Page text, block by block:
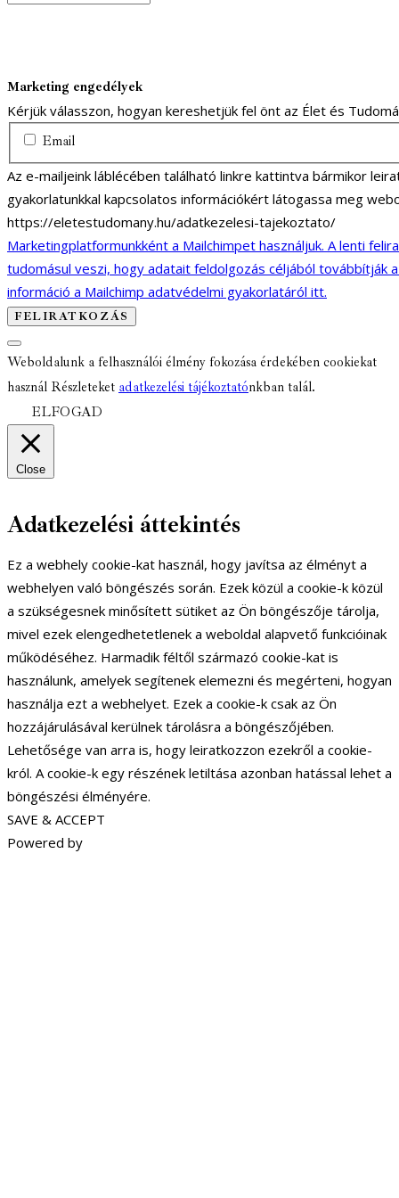
Marketing engedélyek
Kérjük válasszon, hogyan kereshetjük fel önt az Élet és
Email
Az e-mailjeink láblécében található linkre kattintva bármikor
gyakorlatunkkal kapcsolatos információkért látogassa meg
https://eletestudomany.hu/adatkezelesi-tajekoztato/
Marketingplatformunkként a Mailchimpet használjuk. A lenti
tudomásul veszi, hogy adatait feldolgozás céljából továbbítják
információ a Mailchimp adatvédelmi gyakorlatáról itt.
Weboldalunk a felhasználói élmény fokozása érdekében cookiekat
használ Részleteket adatkezelési tájékoztatónkban talál.
ELFOGAD
Close
Adatkezelési áttekintés
Ez a webhely cookie-kat használ, hogy javítsa az élményt a
webhelyen való böngészés során. Ezek közül a cookie-k közül
a szükségesnek minősített sütiket az Ön böngészője tárolja,
mivel ezek elengedhetetlenek a weboldal alapvető funkcióinak
működéséhez. Harmadik féltől származó cookie-kat is
használunk, amelyek segítenek elemezni és megérteni, hogyan
használja ezt a webhelyet. Ezek a cookie-k csak az Ön
hozzájárulásával kerülnek tárolásra a böngészőjében.
Lehetősége van arra is, hogy leiratkozzon ezekről a cookie-
król. A cookie-k egy részének letiltása azonban hatással lehet a
böngészési élményére.
SAVE & ACCEPT
Powered by